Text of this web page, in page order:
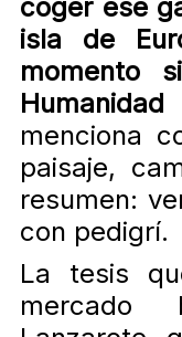
coger ese
isla de
momento
menciona
paisaje,
resumen:
con pedigrí.
La tesis
mercado